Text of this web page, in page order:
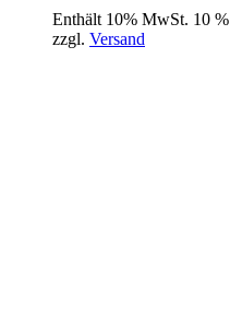
Enthält 10% MwSt. 10 %
zzgl. Versand